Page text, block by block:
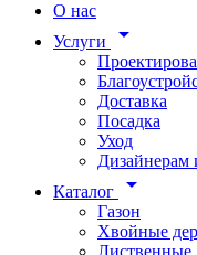
О нас
Услуги
arrow_drop_down
Доставка
Посадка
Уход
Дизайнерам
Каталог
arrow_drop_down
Газон
Хвойные
Лиственные